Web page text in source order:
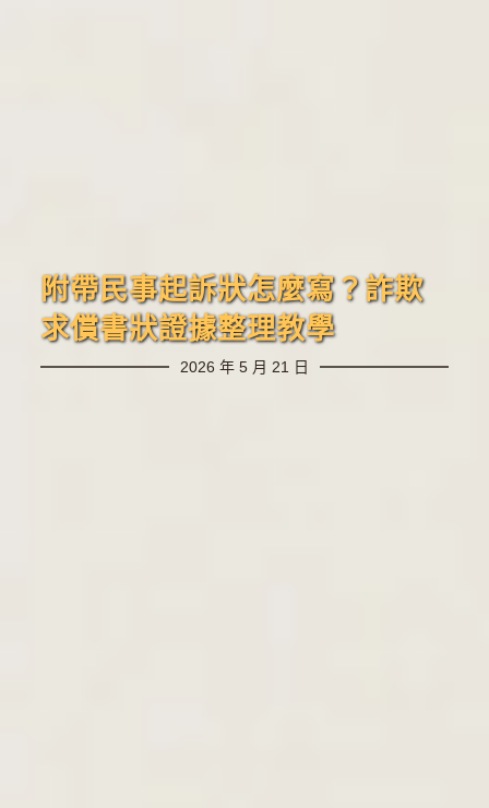
附帶民事起訴狀怎麼寫？詐欺
求償書狀證據整理教學
2026 年 5 月 21 日